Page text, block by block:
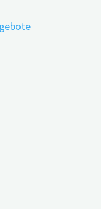
für die
…
zu viel
Jahren. Auch